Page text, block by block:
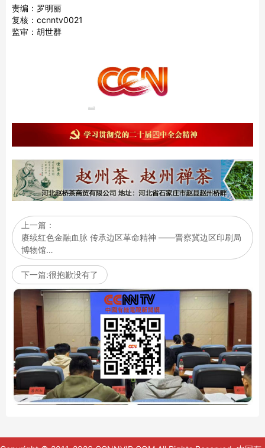
责编：罗明丽
复核：ccnntv0021
监审：胡世群
上一篇：
赓续红色金融血脉 传承边区革命精神 ——晋察冀边区印刷局
博物馆…
下一篇:很抱歉没有了